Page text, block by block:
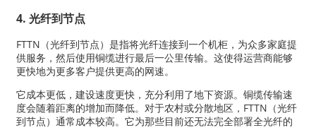
4. 光纤到节点
FTTN（光纤到节点）是指将光纤连接到一个机柜，为众多家庭提
供服务，然后使用铜缆进行最后一公里传输。这使得运营商能够
更快地为更多客户提供更高的网速。
它成本更低，建设速度更快，充分利用了地下资源。铜缆传输速
度会随着距离的增加而降低。对于农村或分散地区，FTTN（光纤
到节点）通常成本较高。它为那些目前还无法完全部署全光纤的